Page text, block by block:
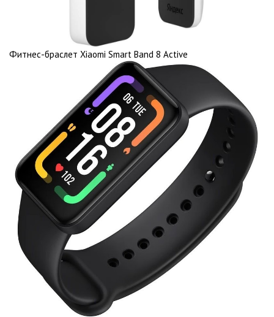
Фитнес-браслет Xiaomi Smart Band 8 Active